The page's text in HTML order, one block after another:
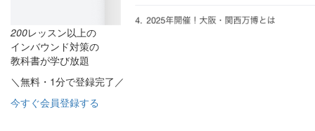
200レッスン以上の
インバウンド対策の
教科書が学び放題
＼無料・1分で登録完了／
今すぐ会員登録する